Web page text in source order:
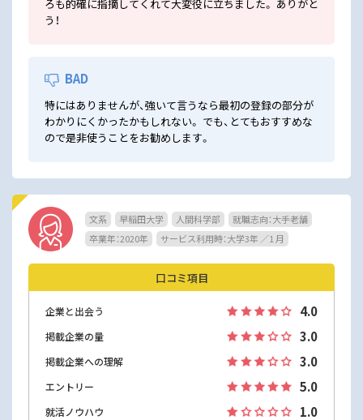
ろも的確に指摘してくれて大変役に立ちました。 ありがと
う！
BAD
特にはありませんが、強いて言うなら最初の登録の部分が
わかりにくかったかもしれない。 でも、とてもおすすめな
ので是非使うことをお勧めします。
文系 早稲田大学 人間科学部
就職志向：大手老舗
卒業年：2020年
サービス利用時：大学3年 ／1 月
口コミ項目
企業と出会う 4.0
掲載企業の量 3.0
掲載企業への理解 3.0
エントリー 5.0
就活ノウハウ 1.0